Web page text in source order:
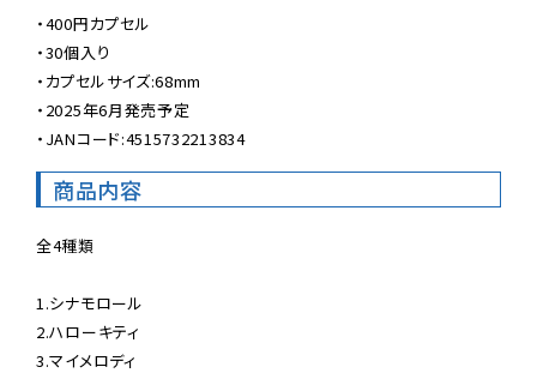
・400円カプセル
・30個入り
・カプセルサイズ:68mm
・2025年6月発売予定
・JANコード:4515732213834
商品内容
全4種類
1.シナモロール
2.ハローキティ
3.マイメロディ